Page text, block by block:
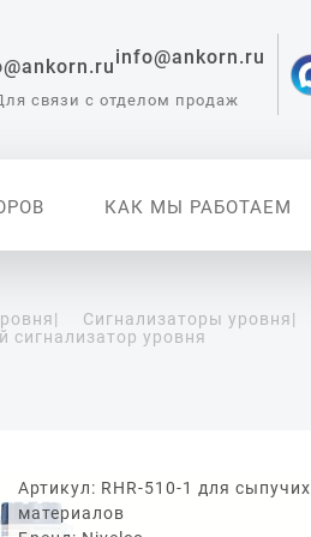
info@ankorn.ru
связи с отделом продаж
КАК МЫ РАБОТАЕМ
для
| Сигнализаторы уровня|
сигнализатор уровня
Артикул: RHR-510-1 для сыпучих
материалов